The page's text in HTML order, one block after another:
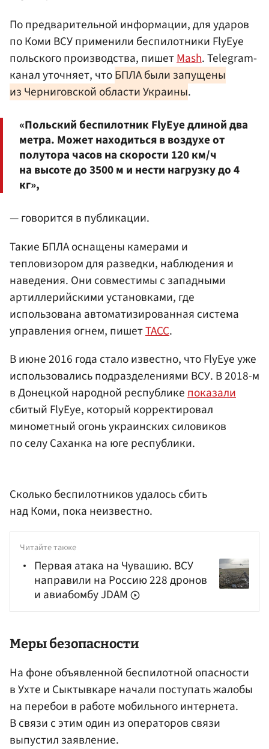
По предварительной информации, для ударов
по Коми ВСУ применили беспилотники FlyEye
польского производства, пишетMash. Telegram-
канал уточняет, чтоБПЛА были запущены
из Черниговской области Украины.
«Польский беспилотник FlyEye длиной два
метра. Может находиться в воздухе от
полутора часов на скорости 120 км/ч
на высоте до 3500 м и нести нагрузку до 4
кг»,
— говорится в публикации.
Такие БПЛА оснащены камерами и
тепловизором для разведки, наблюдения и
наведения. Они совместимы с западными
артиллерийскими установками, где
использована автоматизированная система
управления огнем, пишетТАСС.
В июне 2016 года стало известно, что FlyEye уже
использовались подразделениями ВСУ. В 2018-м
в Донецкой народной республикепоказали
сбитый FlyEye, который корректировал
минометный огонь украинских силовиков
по селу Саханка на юге республики.
Сколько беспилотников удалось сбить
над Коми, пока неизвестно.
Читайте также
Первая атака на Чувашию. ВСУ
направили на Россию 228 дронов
и авиабомбу JDAM
Меры безопасности
На фоне объявленной беспилотной опасности
в Ухте и Сыктывкаре начали поступать жалобы
на перебои в работе мобильного интернета.
В связи с этим один из операторов связи
выпустил заявление.